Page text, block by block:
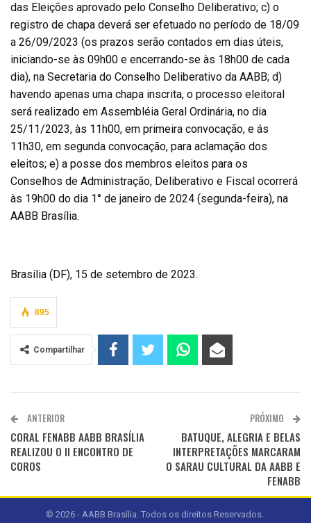
das Eleições aprovado pelo Conselho Deliberativo; c) o
registro de chapa deverá ser efetuado no período de 18/09
a 26/09/2023 (os prazos serão contados em dias úteis,
iniciando-se às 09h00 e encerrando-se às 18h00 de cada
dia), na Secretaria do Conselho Deliberativo da AABB; d)
havendo apenas uma chapa inscrita, o processo eleitoral
será realizado em Assembléia Geral Ordinária, no dia
25/11/2023, às 11h00, em primeira convocação, e ás
11h30, em segunda convocação, para aclamação dos
eleitos; e) a posse dos membros eleitos para os
Conselhos de Administração, Deliberativo e Fiscal ocorrerá
às 19h00 do dia 1° de janeiro de 2024 (segunda-feira), na
AABB Brasília.
Brasília (DF), 15 de setembro de 2023.
895
Compartilhar
ANTERIOR
CORAL FENABB AABB BRASÍLIA
REALIZOU O II ENCONTRO DE
COROS
PRÓXIMO
BATUQUE, ALEGRIA E BELAS
INTERPRETAÇÕES MARCARAM
O SARAU CULTURAL DA AABB E
FENABB
© 2026 - AABB Brasília. Todos os direitos Reservados.